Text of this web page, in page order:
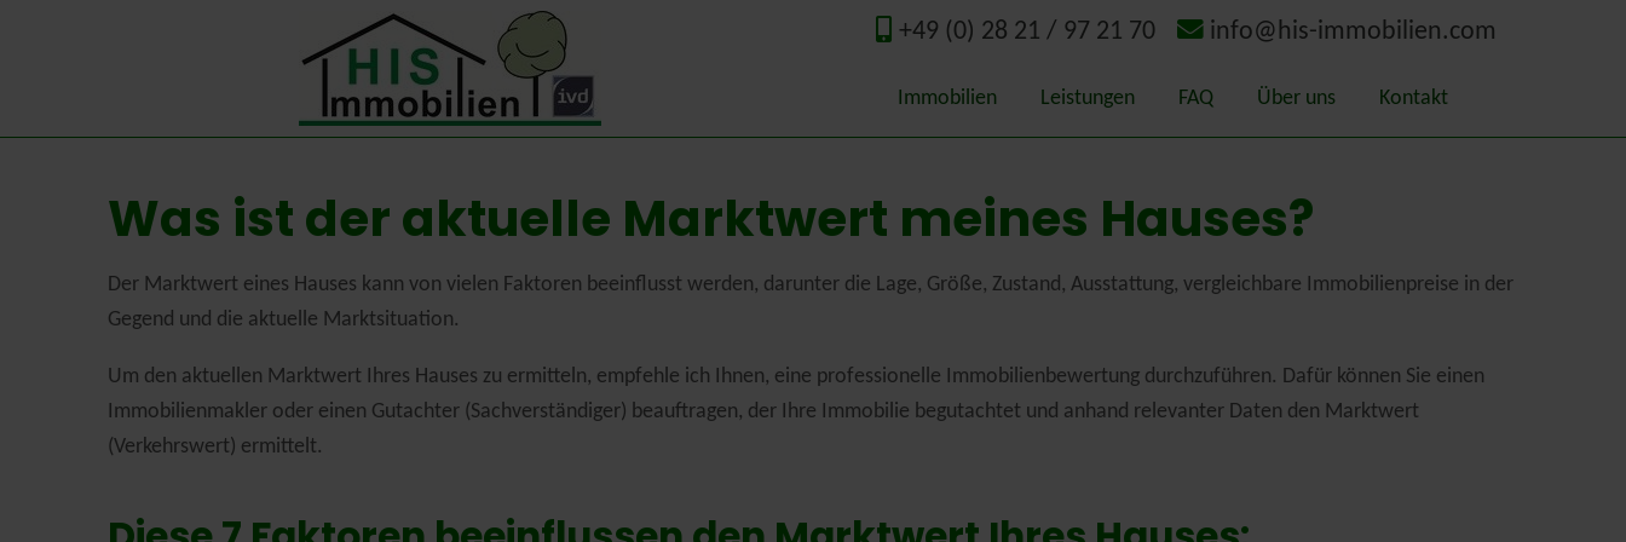
+49 (0) 28 21 / 97 21 70 info@his-immobilien.com
Immobilien Leistungen
Wertermittlung – Gutachten
ImmoSchaden-Bewerter
Energieausweis
FAQ Über uns Kontakt
Was ist der aktuelle Marktwert meines Hauses?
Der Marktwert eines Hauses kann von vielen Faktoren beeinflusst werden, darunter die Lage, Größe, Zustand, Ausstattung, vergleichbare Immobilienpreise in der
Gegend und die aktuelle Marktsituation.
Um den aktuellen Marktwert Ihres Hauses zu ermitteln, empfehle ich Ihnen, eine professionelle Immobilienbewertung durchzuführen. Dafür können Sie einen
Immobilienmakler oder einen Gutachter (Sachverständiger) beauftragen, der Ihre Immobilie begutachtet und anhand relevanter Daten den Marktwert
(Verkehrswert) ermittelt.